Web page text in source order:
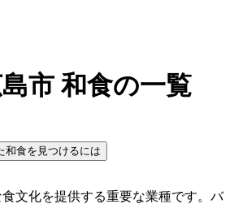
市 和食の一覧
和食を見つけるには
文化を提供する重要な業種です。バ